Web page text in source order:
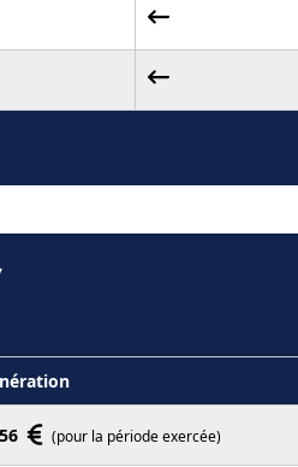
(pour la période exercée)